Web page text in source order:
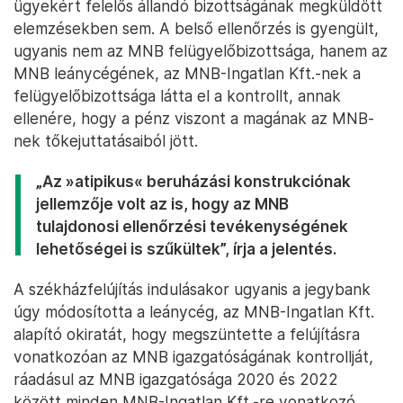
ügyekért felelős állandó bizottságának megküldött
elemzésekben sem. A belső ellenőrzés is gyengült,
ugyanis nem az MNB felügyelőbizottsága, hanem az
MNB leánycégének, az MNB-Ingatlan Kft.-nek a
felügyelőbizottsága látta el a kontrollt, annak
ellenére, hogy a pénz viszont a magának az MNB-
nek tőkejuttatásaiból jött.
„Az »atipikus« beruházási konstrukciónak
jellemzője volt az is, hogy az MNB
tulajdonosi ellenőrzési tevékenységének
lehetőségei is szűkültek”, írja a jelentés.
A székházfelújítás indulásakor ugyanis a jegybank
úgy módosította a leánycég, az MNB-Ingatlan Kft.
alapító okiratát, hogy megszüntette a felújításra
vonatkozóan az MNB igazgatóságának kontrollját,
ráadásul az MNB igazgatósága 2020 és 2022